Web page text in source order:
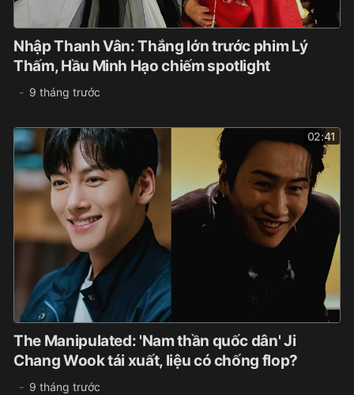
Nhập Thanh Vân: Thắng lớn trước phim Lý
Thấm, Hầu Minh Hạo chiếm spotlight
9 tháng trước
02:41
The Manipulated: 'Nam thần quốc dân' Ji
Chang Wook tái xuất, liệu có chống flop?
9 tháng trước